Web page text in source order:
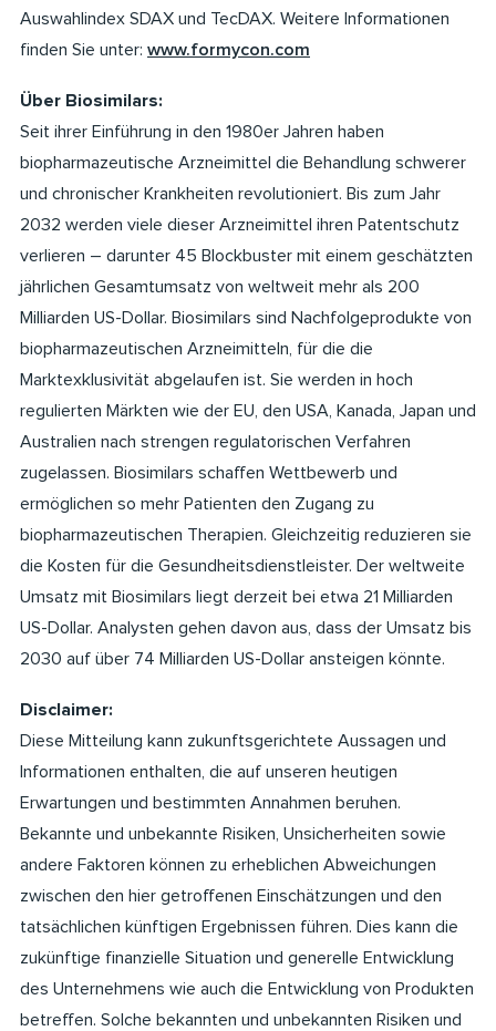
Auswahlindex SDAX und TecDAX. Weitere Informationen
finden Sie unter: www.formycon.com
Über Biosimilars:
Seit ihrer Einführung in den 1980er Jahren haben
biopharmazeutische Arzneimittel die Behandlung schwerer
und chronischer Krankheiten revolutioniert. Bis zum Jahr
2032 werden viele dieser Arzneimittel ihren Patentschutz
verlieren – darunter 45 Blockbuster mit einem geschätzten
jährlichen Gesamtumsatz von weltweit mehr als 200
Milliarden US-Dollar. Biosimilars sind Nachfolgeprodukte von
biopharmazeutischen Arzneimitteln, für die die
Marktexklusivität abgelaufen ist. Sie werden in hoch
regulierten Märkten wie der EU, den USA, Kanada, Japan und
Australien nach strengen regulatorischen Verfahren
zugelassen. Biosimilars schaffen Wettbewerb und
ermöglichen so mehr Patienten den Zugang zu
biopharmazeutischen Therapien. Gleichzeitig reduzieren sie
die Kosten für die Gesundheitsdienstleister. Der weltweite
Umsatz mit Biosimilars liegt derzeit bei etwa 21 Milliarden
US-Dollar. Analysten gehen davon aus, dass der Umsatz bis
2030 auf über 74 Milliarden US-Dollar ansteigen könnte.
Disclaimer:
Diese Mitteilung kann zukunftsgerichtete Aussagen und
Informationen enthalten, die auf unseren heutigen
Erwartungen und bestimmten Annahmen beruhen.
Bekannte und unbekannte Risiken, Unsicherheiten sowie
andere Faktoren können zu erheblichen Abweichungen
zwischen den hier getroffenen Einschätzungen und den
tatsächlichen künftigen Ergebnissen führen. Dies kann die
zukünftige finanzielle Situation und generelle Entwicklung
des Unternehmens wie auch die Entwicklung von Produkten
betreffen. Solche bekannten und unbekannten Risiken und